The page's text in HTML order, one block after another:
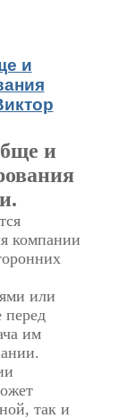
и
и
компании
или
перед
им
так и